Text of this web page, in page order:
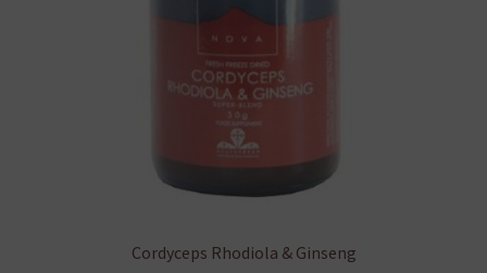
Cordyceps Rhodiola & Ginseng